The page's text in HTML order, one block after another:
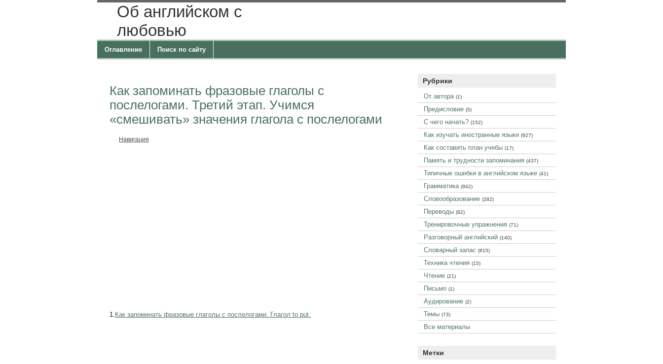
Об английском с
любовью
Оглавление Поиск по сайту
Как запоминать фразовые глаголы с
послелогами. Третий этап. Учимся
«смешивать» значения глагола с послелогами
Навигация
1. Как запоминать фразовые глаголы с послелогами. Глагол to put.
Рубрики
От автора (1)
Предисловие (5)
С чего начать? (152)
Как изучать иностранные языки (927)
Как составить план учебы (17)
Память и трудности запоминания (437)
Типичные ошибки в английском языке (41)
Грамматика (942)
Словообразование (282)
Переводы (82)
Тренировочные упражнения (71)
Разговорный английский (140)
Словарный запас (815)
Техника чтения (15)
Чтение (21)
Письмо (1)
Аудирование (2)
Темы (73)
Все материалы
Метки